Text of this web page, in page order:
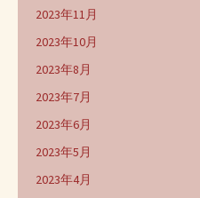
2023年11月
2023年10月
2023年8月
2023年7月
2023年6月
2023年5月
2023年4月